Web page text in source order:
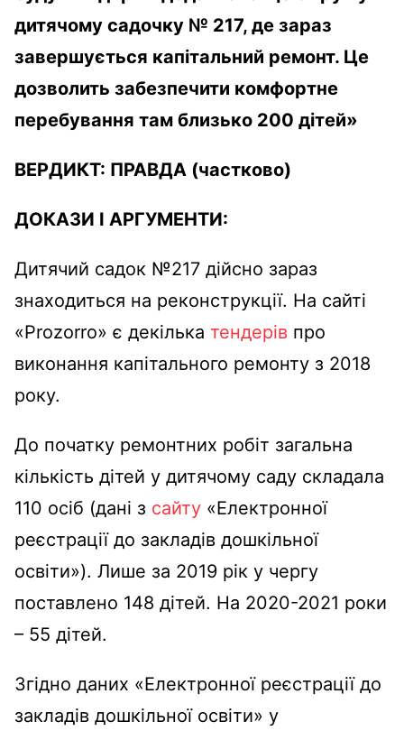
дитячому садочку № 217, де зараз
завершується капітальний ремонт. Це
дозволить забезпечити комфортне
перебування там близько 200 дітей»
ВЕРДИКТ: ПРАВДА (частково)
ДОКАЗИ І АРГУМЕНТИ:
Дитячий садок №217 дійсно зараз
знаходиться на реконструкції. На сайті
«Prozorro» є декілька тендерів про
виконання капітального ремонту з 2018
року.
До початку ремонтних робіт загальна
кількість дітей у дитячому саду складала
110 осіб (дані з сайту «Електронної
реєстрації до закладів дошкільної
освіти»). Лише за 2019 рік у чергу
поставлено 148 дітей. На 2020-2021 роки
– 55 дітей.
Згідно даних «Електронної реєстрації до
закладів дошкільної освіти» у